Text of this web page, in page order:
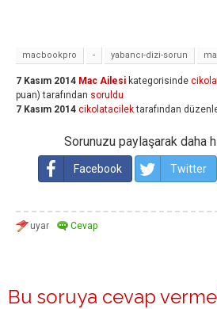
macbookpro - yabancı-dizi-sorun
7 Kasım 2014 Mac Ailesi kategorisinde
puan) tarafından soruldu
7 Kasım 2014 cikolatacilektarafından
Sorunuzu paylaşarak daha
Facebook Twitter
Bu soruya cevap